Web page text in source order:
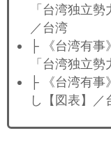
「台湾独立
／台湾
├ 《台湾有事
「台湾独立
├ 《台湾有
し【図表】／